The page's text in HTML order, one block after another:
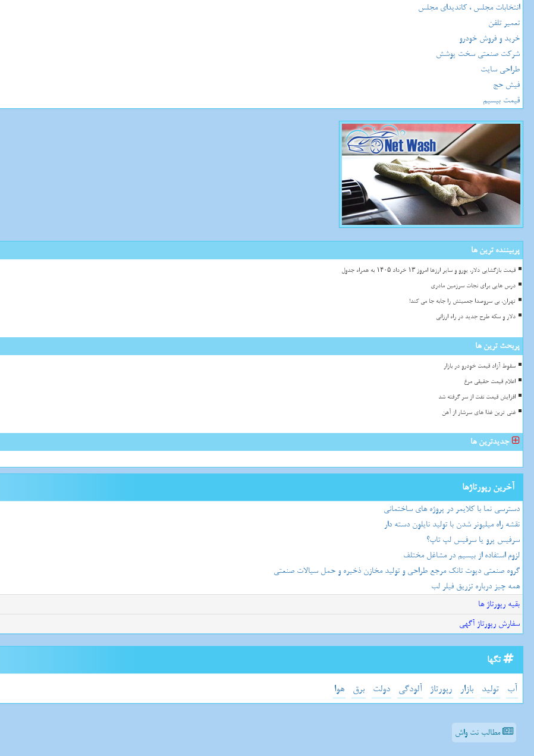
انتخابات مجلس ، کاندیدای مجلس
تعمیر تلفن
خرید و فروش خودرو
شرکت صنعتی سخت پوشش
طراحی سایت
فیش حج
قیمت بیسیم
پربیننده ترین ها
قیمت بازگشایی دلار، یورو و سایر ارزها امروز ۱۳ خرداد ۱۴۰۵ به همراه جدول
درس هایی برای نجات سرزمین مادری
تهران، بی سروصدا جمعیتش را جابه جا می کند!
دلار و سکه طرح جدید در راه ارزانی
پربحث ترین ها
سقوط آزاد قیمت خودرو در بازار
اعلام قیمت حقیقی مرغ
افزایش قیمت نفت از سر گرفته شد
غنی ترین غذا های سرشار از آهن
جدیدترین ها
آخرین رپورتاژها
دسترسی نما با کلایمر در پروژه های ساختمانی
نقشه راه میلیونر شدن با تولید نایلون دسته دار
سرفیس پرو یا سرفیس لپ تاپ؟
لزوم استفاده از بیسیم در مشاغل مختلف
گروه صنعتی دپوت تانک مرجع طراحی و تولید مخازن ذخیره و حمل سیالات صنعتی
همه چیز درباره تزریق فیلر لب
بقیه رپورتاژ ها
سفارش رپورتاژ آگهی
تگها
آب تولید بازار رپورتاژ آلودگی دولت برق هوا
مطالب نت واش